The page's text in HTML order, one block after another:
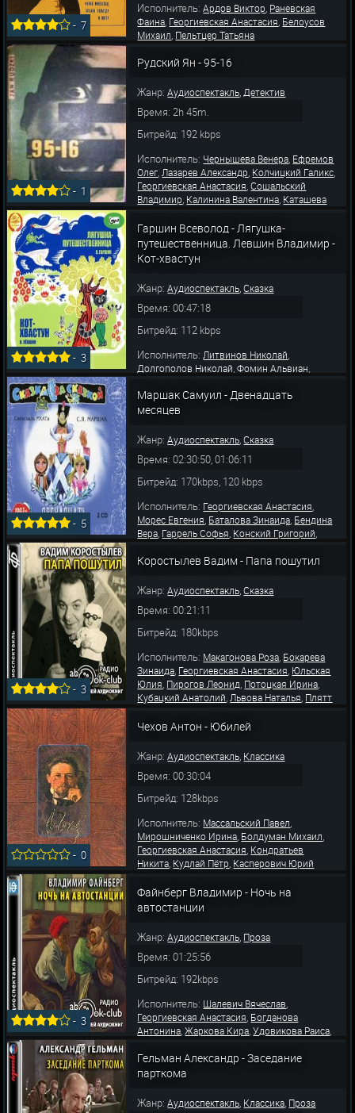
-7
Исполнитель:Ардов Виктор, Раневская
Фаина, Георгиевская Анастасия, Белоусов
Михаил, Пельтцер Татьяна
- 1
Рудский Ян - 95-16
Жанр:Аудиоспектакль,Детектив
Время: 2h 45m.
Битрейд: 192 kbps
Исполнитель: Чернышева Венера, Ефремов
Олег,Лазарев Александр, Колчицкий Галикс,
Георгиевская Анастасия,Сошальский
Владимир, Калинина Валентина, Каташева
Калинин Сергей,Фролов Геннадий
Евстигнеев Евгений
-3
Гаршин Всеволод - Лягушка-
путешественница. Левшин Владимир -
Кот-хвастун
Жанр:Аудиоспектакль,Сказка
Время: 00:47:18
Битрейд: 112 kbps
Исполнитель:Литвинов Николай,
Долгополов Николай,Фомин Альвиан,
Кучеренко Раиса,Павленко Павел,Юльская
Юлия, Васильева Вера
- 5
Маршак Самуил - Двенадцать
месяцев
Жанр:Аудиоспектакль ,Сказка
Время: 02:30:50, 01:06:11
Битрейд: 170kbps, 120 kbps
Исполнитель: Георгиевская Анастасия
Морес Евгения Баталова Зинаида Бендина
Вера Гаррель Софья Конский Григорий
Алексей,Кондратьев Никита,Кириллин
Константин,Готовцев Владимир
-3
Коростылев Вадим - Папа пошутил
Жанр:Аудиоспектакль,Сказка
Время: 00:21:11
Битрейд: 180kbps
Исполнитель: Макагонова Роза, Бокарева
Зинаида, Георгиевская Анастасия, Юльская
Юлия, Пирогов Леонид, Потоцкая Ирина,
Кубацкий Анатолий,Львова Наталья, Плятт
-0
Чехов Антон - Юбилей
Жанр:Аудиоспектакль, Классика
Время: 00:30:04
Битрейд: 128kbps
Исполнитель: Массальский Павел,
Мирошниченко Ирина, Болдуман Михаил,
Георгиевская Анастасия, Кондратьев
Никита, Кудлай Пётр, Касперович Юрий
-3
Файнберг Владимир - Ночь на
автостанции
Жанр:Аудиоспектакль, Проза
Время: 01:25:56
Битрейд: 192kbps
Исполнитель: Шалевич Вячеслав,
Георгиевская Анастасия, Богданова
Антонина,Жаркова Кира,Удовикова Раиса,
Щербаков Пётр,Белова Людмила,
Аннапольский Григорий
Павел
Перш
Гельман Александр - Заседание
парткома
Жанр:Аудиоспектакль, Классика, Проза